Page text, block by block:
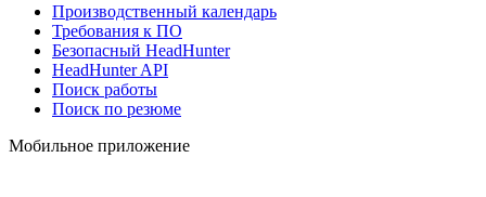
Производственный календарь
Требования к ПО
Безопасный HeadHunter
HeadHunter API
Поиск работы
Поиск по резюме
Мобильное приложение